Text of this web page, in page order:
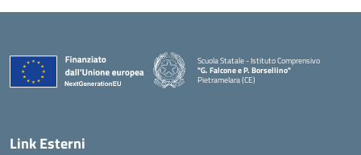
Scuola Statale - Istituto Comprensivo
"G. Falcone e P. Borsellino"
Pietramelara (CE)
Link Esterni